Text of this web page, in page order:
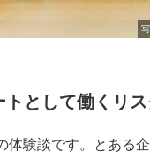
トとして働くリス
体験談です。とある